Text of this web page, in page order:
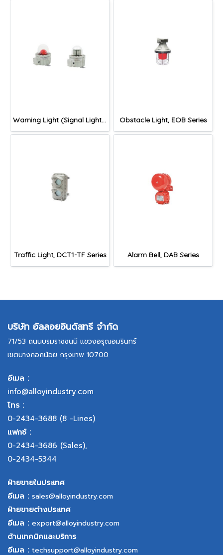
Warning Light (Signal Light), DLF1-BN, DLF1-OB, DLF1-WN Series Obstacle Light, EOB Series
Traffic Light, DCT1-TF Series Alarm Bell, DAB Series
บริษัท อัลลอยอินดัสทรี จำกัด
71/53 ถนนบรมราชชนนี แขวงอรุณอมรินทร์
เขตบางกอกน้อย กรุงเทพ 10700
อีเมล :
info@alloyindustry.com
โทร :
0-2434-3688 (8 -Lines)
แฟกซ์ :
0-2434-3686 (Sales),
0-2434-5344
ฝ่ายขายในประเทศ
อีเมล : sales@alloyindustry.com
ฝ่ายขายต่างประเทศ
อีเมล : export@alloyindustry.com
ด้านเทคนิคและบริการ
อีเมล : techsupport@alloyindustry.com